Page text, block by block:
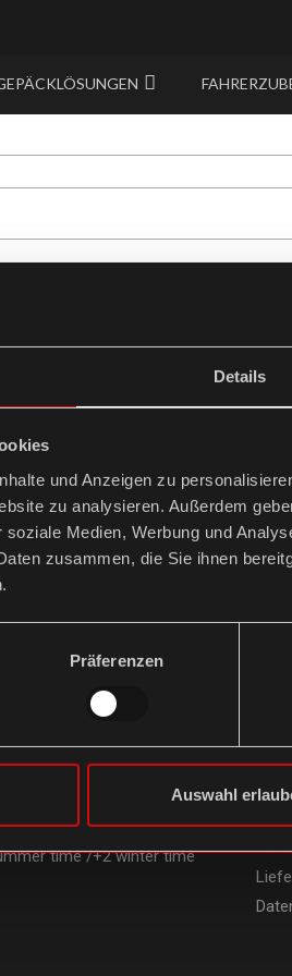
Details
und Anzeigen zu
zu analysieren. Außerdem
Medien, Werbung und
zusammen, die Sie ihnen
Präferenzen
Auswahl
der
meiner Eingaben zum Zwecke der
5073228
/
Uhr /o'clock
time /+2 winter time
AGB